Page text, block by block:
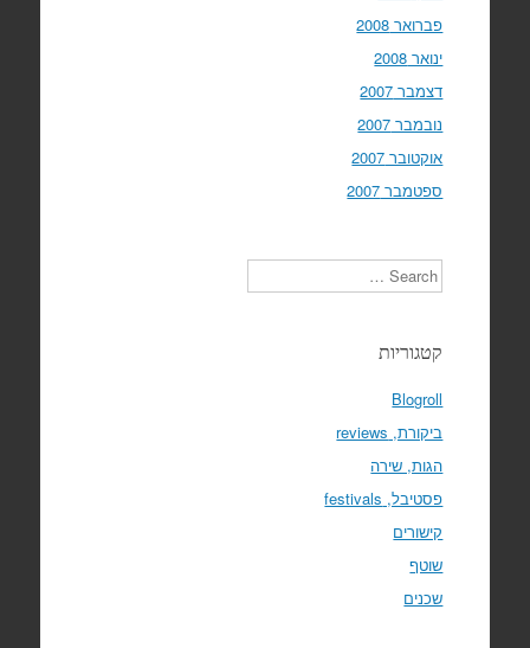
פברואר 2008
ינואר 2008
דצמבר 2007
נובמבר 2007
אוקטובר 2007
ספטמבר 2007
Search
קטגוריות
Blogroll
ביקורת, reviews
הגות, שירה
פסטיבל, festivals
קישורים
שוטף
שכנים